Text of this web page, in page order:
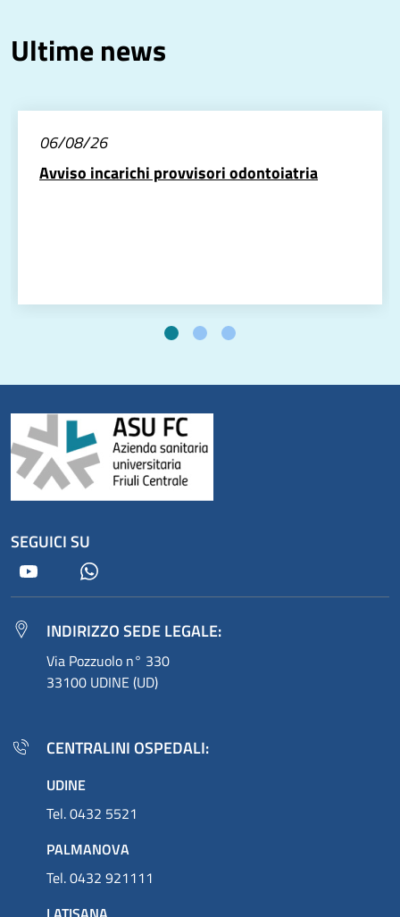
Ultime news
06/08/26
Avviso incarichi provvisori odontoiatria
SEGUICI SU
Youtube
INDIRIZZO SEDE LEGALE:
Via Pozzuolo n° 330
33100 UDINE (UD)
CENTRALINI OSPEDALI:
UDINE
Tel. 0432 5521
PALMANOVA
Tel. 0432 921111